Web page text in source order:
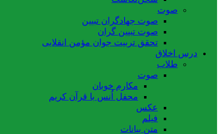
صوت
صوت جهادگران تبیین
صوت تبیین گران
تحقق تربیت جوان مؤمن انقلابی
درس اخلاق
طلاب
صوت
مکارم خوبان
محفل اُنس با قرآن کریم
عکس
فیلم
متن بیانات